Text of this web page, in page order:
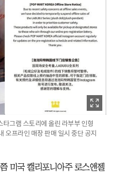
그램 스토리에 올린 라부부 인형
오프라인 매장 판매 일시 중단 공지
미국 캘리포니아주 로스앤젤